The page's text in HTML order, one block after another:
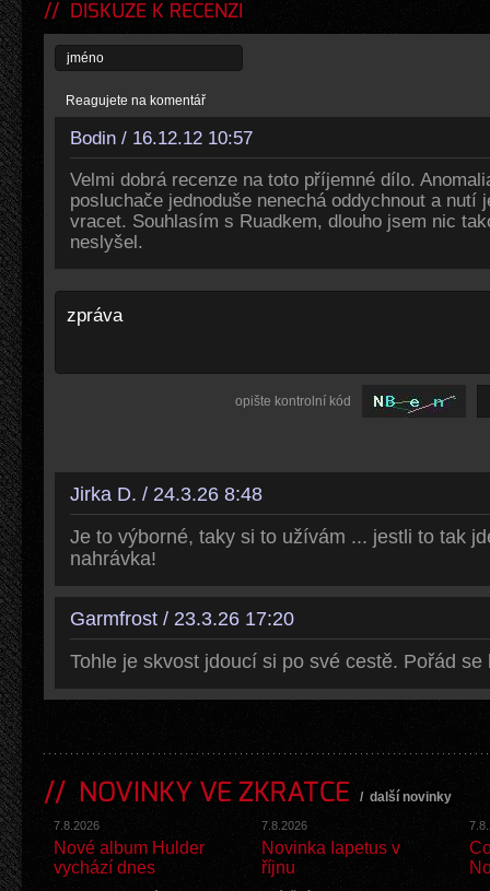
DISKUZE K RECENZI
Reagujete na komentář
Bodin / 16.12.12 10:57
Velmi dobrá recenze na toto příjemné dílo.
posluchače jednoduše nenechá oddychnout a nutí
vracet. Souhlasím s Ruadkem, dlouho jsem nic
neslyšel.
opište kontrolní kód
Jirka D. / 24.3.26 8:48
Je to výborné, taky si to užívám ... jestli to tak
nahrávka!
Garmfrost / 23.3.26 17:20
Tohle je skvost jdoucí si po své cestě. Pořád se
NOVINKY VE ZKRATCE / další novinky
7.8.2026
Nové album Hulder
vychází dnes
7.8.2026
Novinka Iapetus v
říjnu